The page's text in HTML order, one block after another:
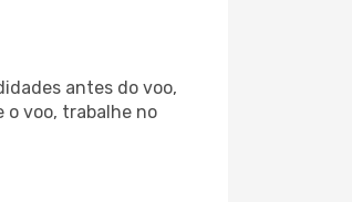
antes do voo,
o voo, trabalhe no